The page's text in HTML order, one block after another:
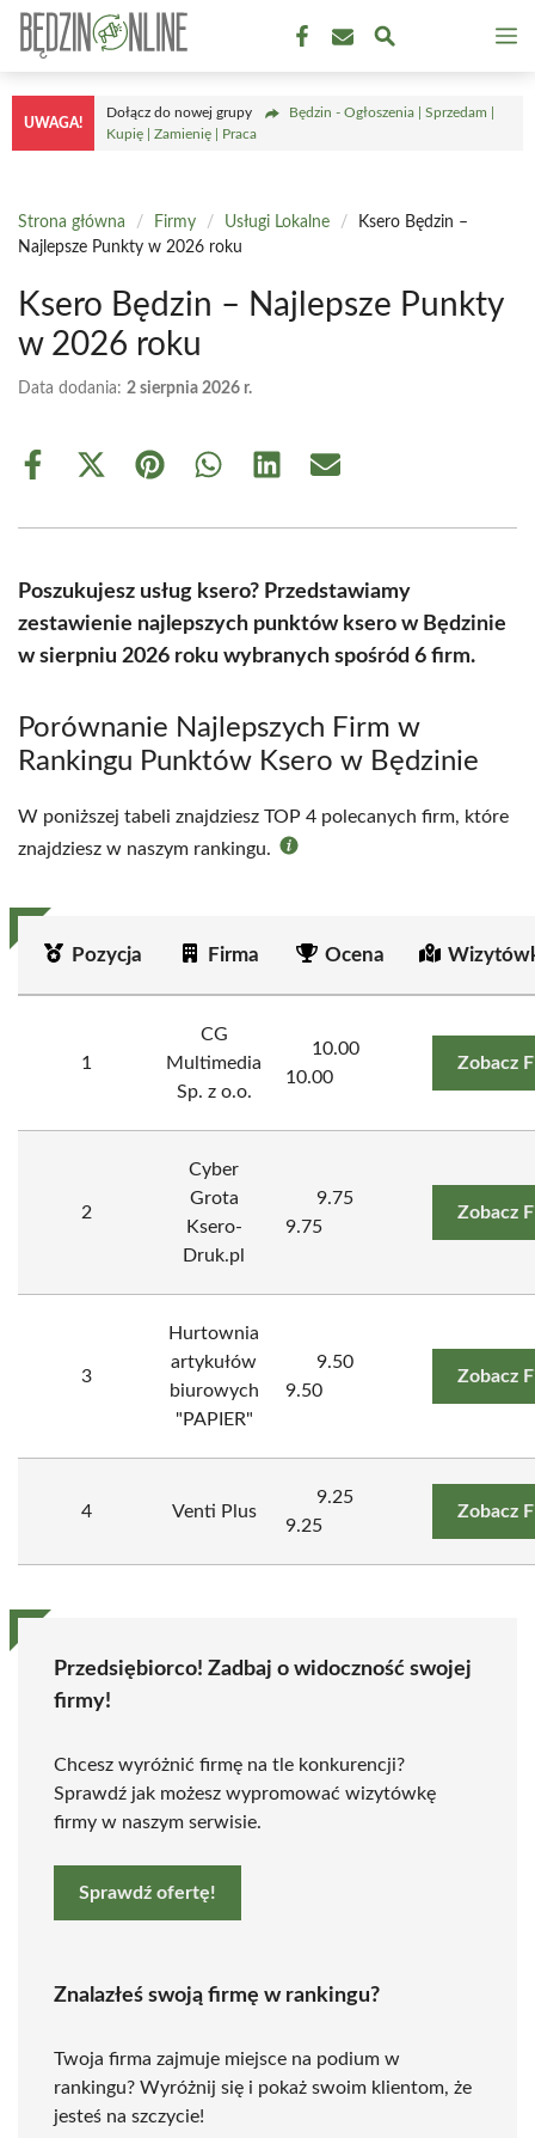
Przejdź
treści
UWAGA!
Dołącz do nowej grupy
Będzin - Ogłoszenia | Sprzedam |
Kupię | Zamienię | Praca
Strona główna / Firmy / Usługi Lokalne /
Ksero Będzin –
Najlepsze Punkty w 2026 roku
Ksero Będzin – Najlepsze Punkty
w 2026 roku
Data dodania: 2 sierpnia 2026 r.
Share
Share
(Twitter)
Share Share Share Share
Poszukujesz usług ksero? Przedstawiamy
zestawienie najlepszych punktów ksero w Będzinie
w sierpniu 2026 roku wybranych spośród 6 firm.
Porównanie Najlepszych Firm w
Rankingu Punktów Ksero w Będzinie
W poniższej tabeli znajdziesz TOP 4 polecanych firm, które
znajdziesz w naszym rankingu.
Pozycja Firma Ocena
1
CG
Multimedia
Sp. z o.o.
10.00
10.00
Zobacz
2
Cyber
Grota
Ksero-
Druk.pl
9.75
9.75
Zobacz
3
Hurtownia
artykułów
biurowych
"PAPIER"
9.50
9.50
Zobacz
4 Venti Plus
9.25
9.25
Zobacz
Przedsiębiorco! Zadbaj o widoczność swojej
firmy!
Chcesz wyróżnić firmę na tle konkurencji?
Sprawdź jak możesz wypromować wizytówkę
firmy w naszym serwisie.
Sprawdź ofertę!
Znalazłeś swoją firmę w rankingu?
Twoja firma zajmuje miejsce na podium w
rankingu? Wyróżnij się i pokaż swoim klientom, że
jesteś na szczycie!